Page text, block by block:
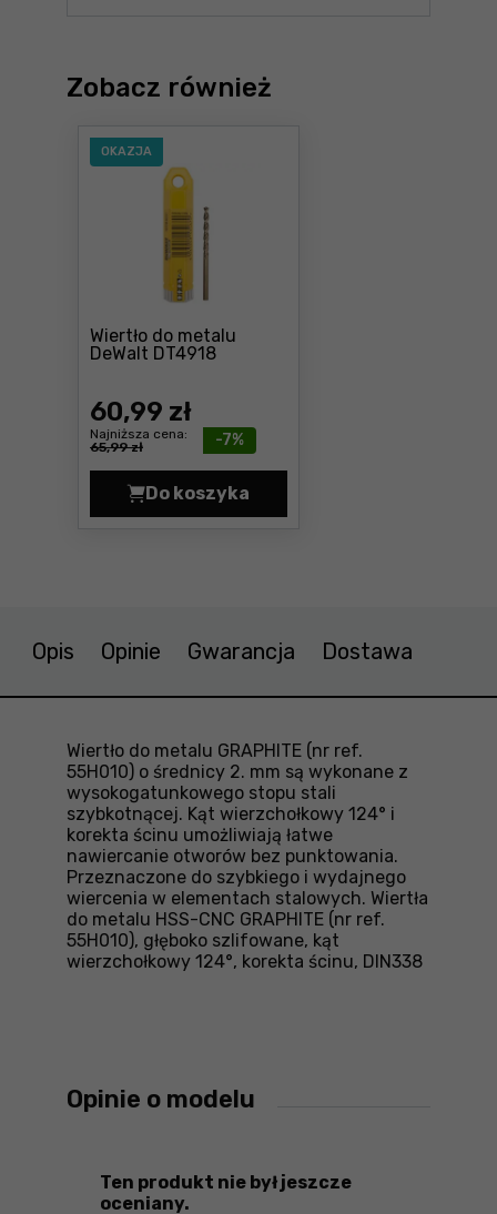
Zobacz również
OKAZJA
Wiertło do metalu
DeWalt DT4918Cena: 60 ,99 zł
60,99 zł
Najniższa cena:
65,99 zł
-7%
Do koszyka
Wiertło do metalu DeWalt DT4918
Opis Opinie Gwarancja Dostawa
Wiertło do metalu GRAPHITE (nr ref.
55H010) o średnicy 2. mm są wykonane z
wysokogatunkowego stopu stali
szybkotnącej. Kąt wierzchołkowy 124° i
korekta ścinu umożliwiają łatwe
nawiercanie otworów bez punktowania.
Przeznaczone do szybkiego i wydajnego
wiercenia w elementach stalowych. Wiertła
do metalu HSS-CNC GRAPHITE (nr ref.
55H010), głęboko szlifowane, kąt
wierzchołkowy 124°, korekta ścinu, DIN338
Opinie o modelu
Ten produkt nie był jeszcze
oceniany.